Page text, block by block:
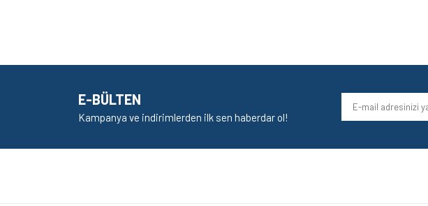
Ürün resmi kalitesiz, bozuk veya görüntülenemiyor.
Ürün bilgilerinde hatalar bulunuyor.
E-BÜLTEN
Kampanya ve indirimlerden ilk sen haberdar ol!